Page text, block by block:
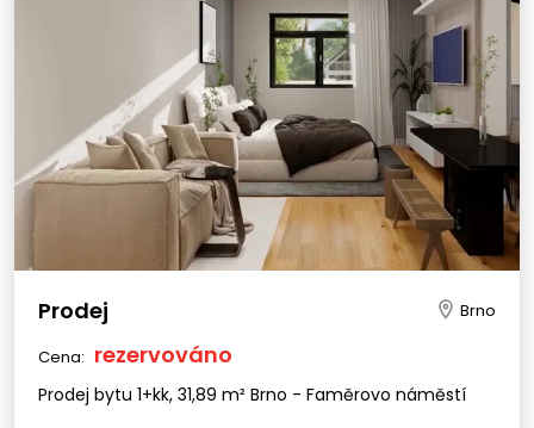
Prodej Brno
Cena: rezervováno
Prodej bytu 1+kk, 31,89 m² Brno - Faměrovo náměstí